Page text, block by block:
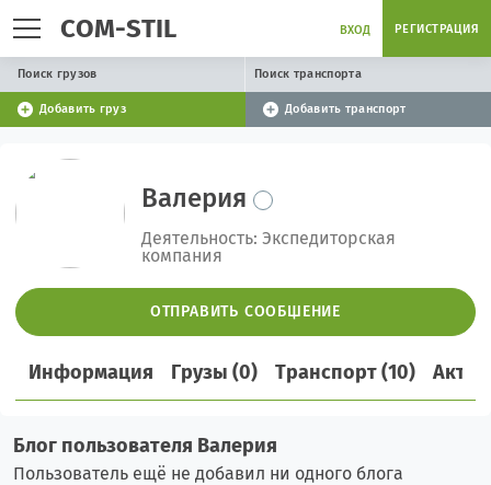
COM-STIL ВХОД РЕГИСТРАЦИЯ
Поиск грузов Поиск транспорта
Добавить груз Добавить транспорт
Валерия
Деятельность: Экспедиторская
компания
ОТПРАВИТЬ СООБЩЕНИЕ
Информация Грузы (0) Транспорт (10)
Блог пользователя Валерия
Пользователь ещё не добавил ни одного блога